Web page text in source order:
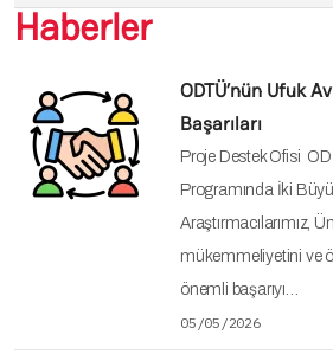
Haberler
ODTÜ’nün Ufuk
Başarıları
Proje Destek Ofisi
Programında İki
Araştırmacılarımız,
mükemmeliyetini ve
önemli başarıyı…
05/05/2026